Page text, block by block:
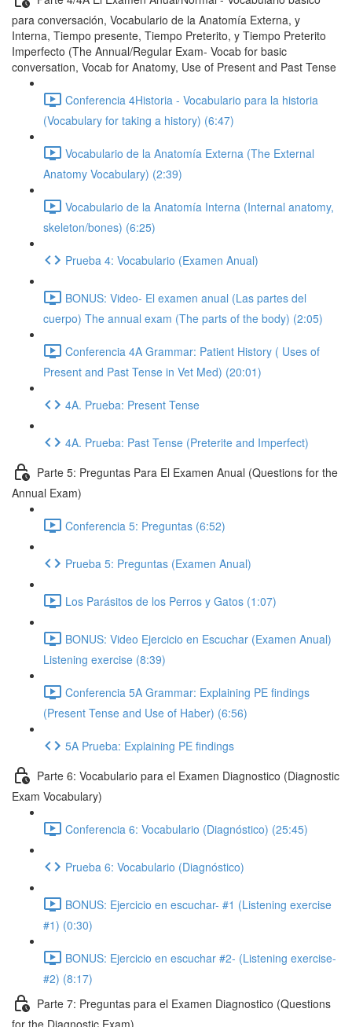
para conversación, Vocabulario de la Anatomía Externa, y
Interna, Tiempo presente, Tiempo Preterito, y Tiempo Preterito
Imperfecto (The Annual/Regular Exam- Vocab for basic
conversation, Vocab for Anatomy, Use of Present and Past Tense
Conferencia 4Historia - Vocabulario para la historia
(Vocabulary for taking a history) (6:47)
Vocabulario de la Anatomía Externa (The External
Anatomy Vocabulary) (2:39)
Vocabulario de la Anatomía Interna (Internal anatomy,
skeleton/bones) (6:25)
Prueba 4: Vocabulario (Examen Anual)
BONUS: Video- El examen anual (Las partes del
cuerpo) The annual exam (The parts of the body) (2:05)
Conferencia 4A Grammar: Patient History ( Uses of
Present and Past Tense in Vet Med) (20:01)
4A. Prueba: Present Tense
4A. Prueba: Past Tense (Preterite and Imperfect)
Parte 5: Preguntas Para El Examen Anual (Questions for the
Annual Exam)
Conferencia 5: Preguntas (6:52)
Prueba 5: Preguntas (Examen Anual)
Los Parásitos de los Perros y Gatos (1:07)
BONUS: Video Ejercicio en Escuchar (Examen Anual)
Listening exercise (8:39)
Conferencia 5A Grammar: Explaining PE findings
(Present Tense and Use of Haber) (6:56)
5A Prueba: Explaining PE findings
Parte 6: Vocabulario para el Examen Diagnostico (Diagnostic
Exam Vocabulary)
Conferencia 6: Vocabulario (Diagnóstico) (25:45)
Prueba 6: Vocabulario (Diagnóstico)
BONUS: Ejercicio en escuchar- #1 (Listening exercise
#1) (0:30)
BONUS: Ejercicio en escuchar #2- (Listening exercise-
#2) (8:17)
Parte 7: Preguntas para el Examen Diagnostico (Questions
for the Diagnostic Exam)